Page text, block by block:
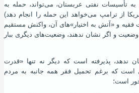
تأسیسات نفتی عربستان، می‌تواند، حمله به
از ترامپ می‌خواهد این حمله را انجام دهد)
فقیه و «آتش به اختیار»های آن، واکنش مستقیم
و اگر نشان ندهند، وضعیت‌های دیگری ببار
ندهد، پذیرفته ‌است که دیگر نه تنها «قدرت
است که برغم تحمیل فقر همه جانبه به مردم
است؛